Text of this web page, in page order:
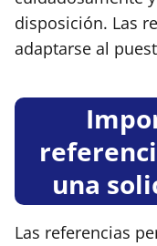
disposición. Las
adaptarse al
una
Las referencias